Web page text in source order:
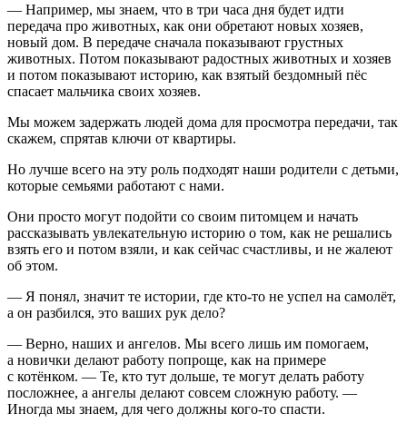
— Например, мы знаем, что в три часа дня будет идти
передача про животных, как они обретают новых хозяев,
новый дом. В передаче сначала показывают грустных
животных. Потом показывают радостных животных и хозяев
и потом показывают историю, как взятый бездомный пёс
спасает мальчика своих хозяев.
Мы можем задержать людей дома для просмотра передачи, так
скажем, спрятав ключи от квартиры.
Но лучше всего на эту роль подходят наши родители с детьми,
которые семьями работают с нами.
Они просто могут подойти со своим питомцем и начать
рассказывать увлекательную историю о том, как не решались
взять его и потом взяли, и как сейчас счастливы, и не жалеют
об этом.
— Я понял, значит те истории, где кто-то не успел на самолёт,
а он разбился, это ваших рук дело?
— Верно, наших и ангелов. Мы всего лишь им помогаем,
а новички делают работу попроще, как на примере
с котёнком. — Те, кто тут дольше, те могут делать работу
посложнее, а ангелы делают совсем сложную работу. —
Иногда мы знаем, для чего должны кого-то спасти.